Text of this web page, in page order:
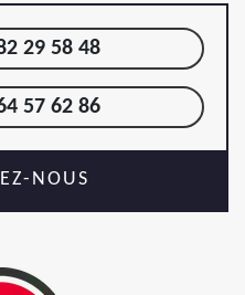
29 58 48
57 62 86
NOUS